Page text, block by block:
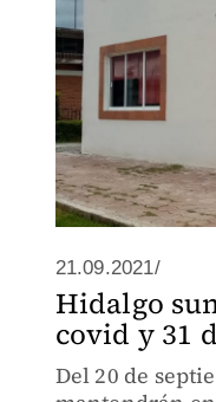
21.09.2021/
Hidalgo
covid y 31
Del 20 de